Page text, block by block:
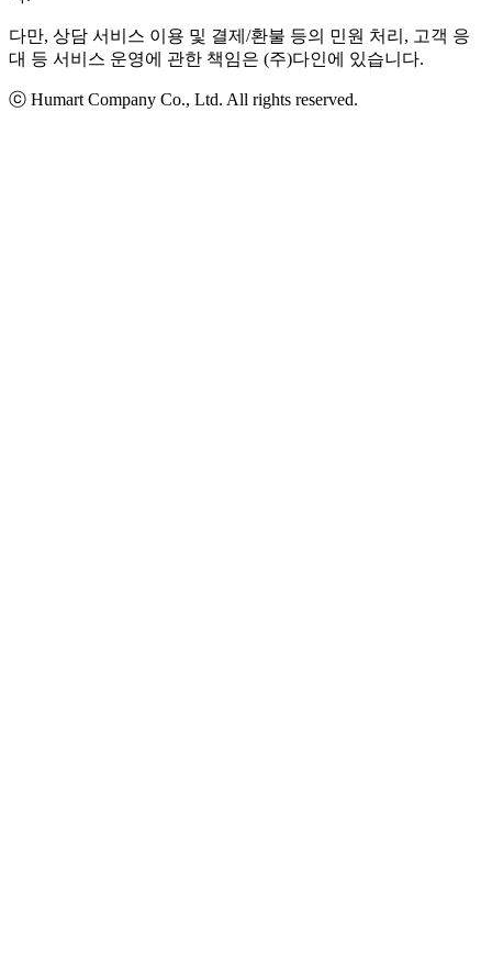
다만, 상담 서비스 이용 및 결제/환불 등의 민원 처리, 고객 응
대 등 서비스 운영에 관한 책임은 (주)다인에 있습니다.
ⓒ Humart Company Co., Ltd. All rights reserved.